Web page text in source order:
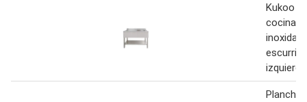
Kukoo
cocina
izquierda
Plancha